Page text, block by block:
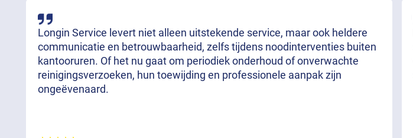
Longin Service levert niet alleen uitstekende service, maar ook heldere
communicatie en betrouwbaarheid, zelfs tijdens noodinterventies buiten
kantooruren. Of het nu gaat om periodiek onderhoud of onverwachte
reinigingsverzoeken, hun toewijding en professionele aanpak zijn
ongeëvenaard.